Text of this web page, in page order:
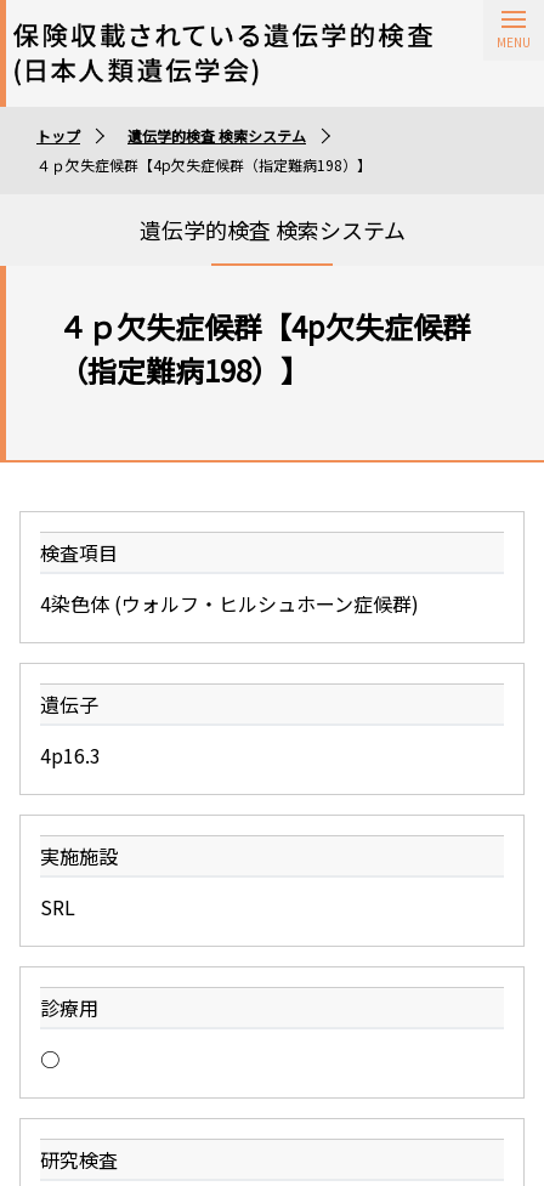
保険収載されている遺伝学的検査
遺伝学的検査実施施設
トップ
遺伝学的検査 検索システム
４ｐ欠失症候群【4p欠失症候群（指定難病198）】
遺伝学的検査 検索システム
４ｐ欠失症候群【4p欠失症候群
（指定難病198）】
検査項目
4染色体 (ウォルフ・ヒルシュホーン症候群)
遺伝子
4p16.3
実施施設
SRL
診療用
○
研究検査